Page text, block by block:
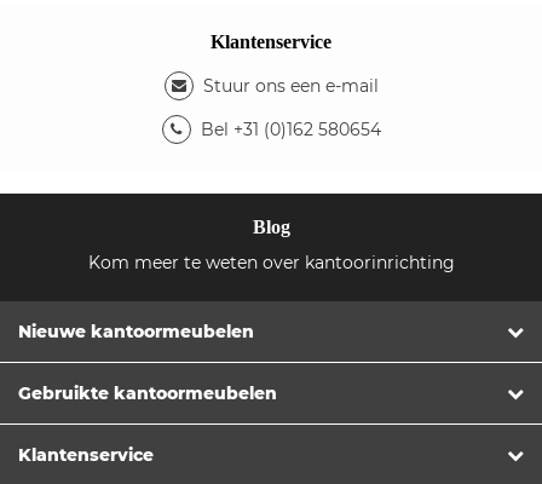
Klantenservice
Stuur ons een e-mail
Bel +31 (0)162 580654
Blog
Kom meer te weten over kantoorinrichting
Nieuwe kantoormeubelen
Gebruikte kantoormeubelen
Klantenservice